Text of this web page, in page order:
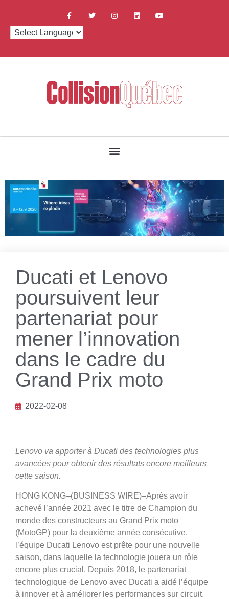
Ducati et Lenovo
poursuivent leur
partenariat pour
mener l’innovation
dans le cadre du
Grand Prix moto
2022-02-08
Lenovo va apporter à Ducati des technologies plus
avancées pour obtenir des résultats encore meilleurs
cette saison.
HONG KONG–(BUSINESS WIRE)–Après avoir
achevé l’année 2021 avec le titre de Champion du
monde des constructeurs au Grand Prix moto
(MotoGP) pour la deuxième année consécutive,
l’équipe Ducati Lenovo est prête pour une nouvelle
saison, dans laquelle la technologie jouera un rôle
encore plus crucial. Depuis 2018, le partenariat
technologique de Lenovo avec Ducati a aidé l’équipe
à innover et à améliorer les performances sur circuit.